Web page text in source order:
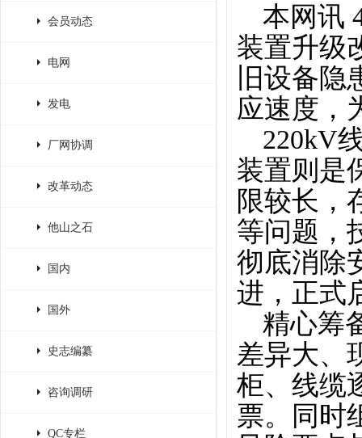
会员动态
电网
发电
厂网协调
改革动态
他山之石
国内
国外
史志编纂
咨询调研
QC专栏
本网讯
装置升级
旧设备
应速度，
220kV
装置则是
限较长，
等问题，
彻底消除
进，正式
精心筹
差异大、
柜、线缆
票。同时